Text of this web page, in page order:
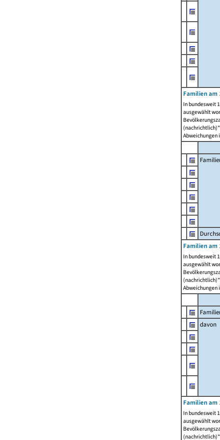
Familien am
In bundesweit
ausgewählt
Abweichungen
Familien am
In bundesweit
ausgewählt
Abweichungen
davon
Familien am
In bundesweit
ausgewählt